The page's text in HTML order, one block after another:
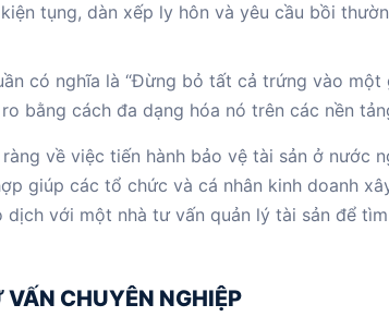
tụng, dàn xếp ly hôn và yêu cầu bồi
có nghĩa là “Đừng bỏ tất cả trứng vào một
bằng cách đa dạng hóa nó trên các nền
về việc tiến hành bảo vệ tài sản ở nước
giúp các tổ chức và cá nhân kinh doanh
dịch với một nhà tư vấn quản lý tài sản để
CHUYÊN NGHIỆP